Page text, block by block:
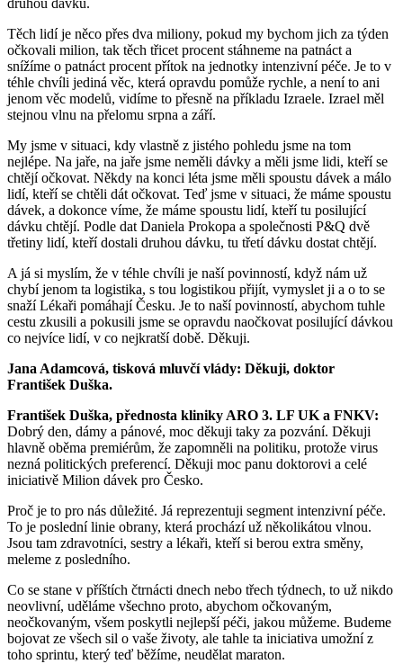
druhou dávku.
Těch lidí je něco přes dva miliony, pokud my bychom jich za týden
očkovali milion, tak těch třicet procent stáhneme na patnáct a
snížíme o patnáct procent přítok na jednotky intenzivní péče. Je to v
téhle chvíli jediná věc, která opravdu pomůže rychle, a není to ani
jenom věc modelů, vidíme to přesně na příkladu Izraele. Izrael měl
stejnou vlnu na přelomu srpna a září.
My jsme v situaci, kdy vlastně z jistého pohledu jsme na tom
nejlépe. Na jaře, na jaře jsme neměli dávky a měli jsme lidi, kteří se
chtějí očkovat. Někdy na konci léta jsme měli spoustu dávek a málo
lidí, kteří se chtěli dát očkovat. Teď jsme v situaci, že máme spoustu
dávek, a dokonce víme, že máme spoustu lidí, kteří tu posilující
dávku chtějí. Podle dat Daniela Prokopa a společnosti P&Q dvě
třetiny lidí, kteří dostali druhou dávku, tu třetí dávku dostat chtějí.
A já si myslím, že v téhle chvíli je naší povinností, když nám už
chybí jenom ta logistika, s tou logistikou přijít, vymyslet ji a o to se
snaží Lékaři pomáhají Česku. Je to naší povinností, abychom tuhle
cestu zkusili a pokusili jsme se opravdu naočkovat posilující dávkou
co nejvíce lidí, v co nejkratší době. Děkuji.
Jana Adamcová, tisková mluvčí vlády: Děkuji, doktor
František Duška.
František Duška, přednosta kliniky ARO 3. LF UK a FNKV:
Dobrý den, dámy a pánové, moc děkuji taky za pozvání. Děkuji
hlavně oběma premiérům, že zapomněli na politiku, protože virus
nezná politických preferencí. Děkuji moc panu doktorovi a celé
iniciativě Milion dávek pro Česko.
Proč je to pro nás důležité. Já reprezentuji segment intenzivní péče.
To je poslední linie obrany, která prochází už několikátou vlnou.
Jsou tam zdravotníci, sestry a lékaři, kteří si berou extra směny,
meleme z posledního.
Co se stane v příštích čtrnácti dnech nebo třech týdnech, to už nikdo
neovlivní, uděláme všechno proto, abychom očkovaným,
neočkovaným, všem poskytli nejlepší péči, jakou můžeme. Budeme
bojovat ze všech sil o vaše životy, ale tahle ta iniciativa umožní z
toho sprintu, který teď běžíme, neudělat maraton.